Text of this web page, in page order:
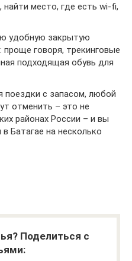
найти место, где есть wi-fi,
удобную закрытую
говоря, трекинговые
подходящая обувь для
поездки с запасом, любой
отменить – это не
районах России – и вы
Батагае на несколько
Поделиться с